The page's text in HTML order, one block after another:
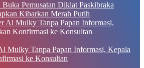
Pemusatan Diklat Paskibraka
Kibarkan Merah Putih
Mulky Tanpa Papan Informasi, Kepala
ke Konsultan